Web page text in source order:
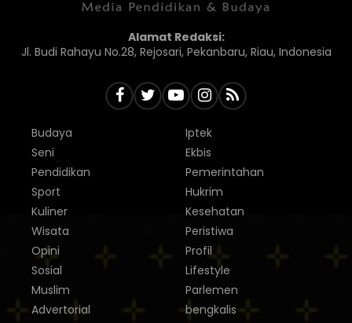
Alamat Redaksi:
Jl. Budi Rahayu No.28, Rejosari, Pekanbaru, Riau, Indonesia
Budaya
Seni
Pendidikan
Sport
Kuliner
Wisata
Iptek
Ekbis
Pemerintahan
Hukrim
Kesehatan
Peristiwa
Opini
Sosial
Muslim
Advertorial
Profil
Lifestyle
Parlemen
bengkalis